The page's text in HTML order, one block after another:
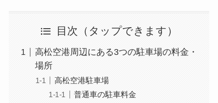
目次
高松空港周辺にある3つの駐車場の料金・
場所
高松空港駐車場
普通車の駐車料金